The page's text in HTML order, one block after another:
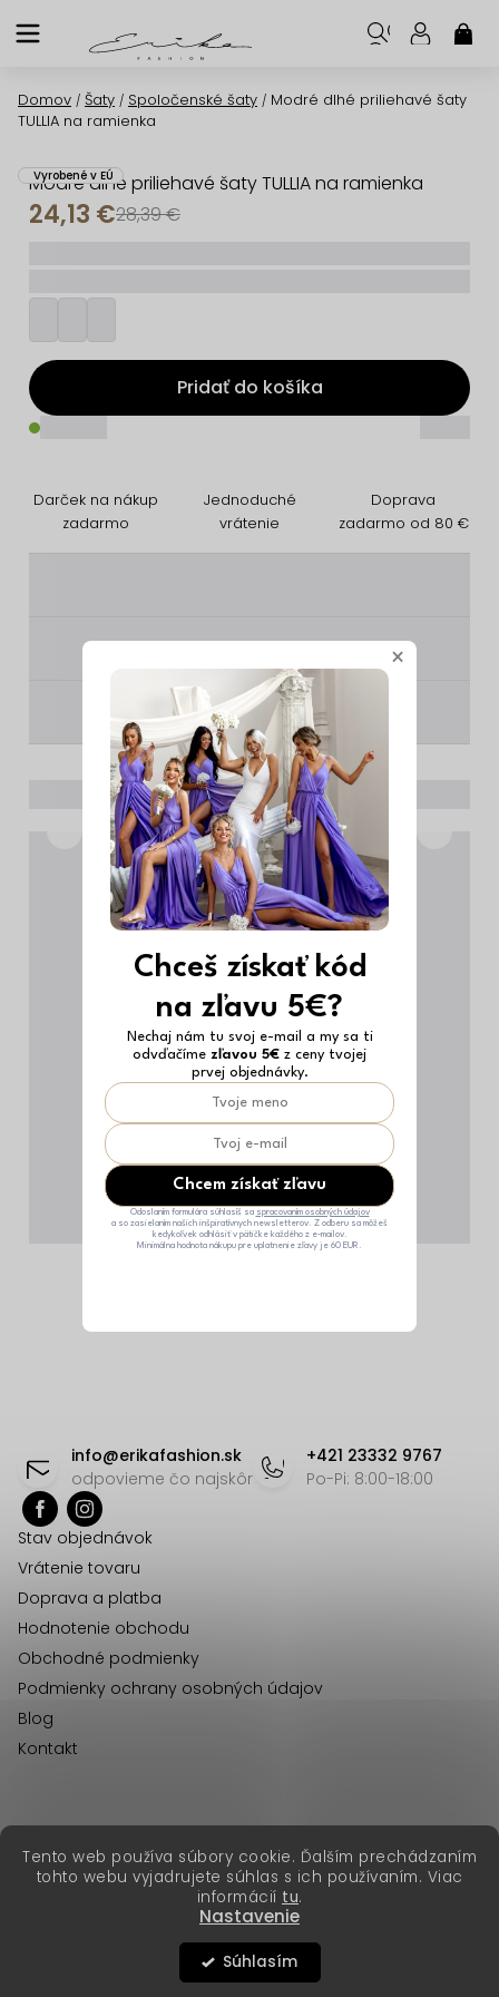
Tento web používa súbory cookie. Ďalším prechádzaním
tohto webu vyjadrujete súhlas s ich používaním. Viac
informácií tu.
Nastavenie
Súhlasím
na
Domov / Šaty / Spoločenské šaty / Modré dlhé priliehavé šaty
TULLIA na ramienka
Modré dlhé priliehavé šaty TULLIA na ramienka
Vyrobené v EÚ
28,39 €
24,13 €
Pridať do košíka
Darček na nákup
zadarmo
Jednoduché
vrátenie
Doprava
zadarmo od 80 €
________
info@erikafashion.sk
odpovieme čo najskôr
+421 23332 9767
Po-Pi: 8:00-18:00
Stav objednávok
Vrátenie tovaru
Doprava a platba
Hodnotenie obchodu
Obchodné podmienky
Podmienky ochrany osobných údajov
Blog
Kontakt
Vytvoril Shoptet Premium
Copyright 2026Erika Fashion. Všetky práva vyhradené.
erikafashion.cz
×
Chceš získať kód
na zľavu 5€?
Nechaj nám tu svoj e-mail a my sa ti
odvďačíme zľavou 5€ z ceny tvojej
prvej objednávky.
Chcem získať zľavu
Odoslaním formulára súhlasíš sa spracovaním osobných údajov
a so zasielaním našich inšpiratívnych newsletterov. Z odberu sa môžeš
kedykoľvek odhlásiť v pätičke každého z e-mailov.
Minimálna hodnota nákupu pre uplatnenie zľavy je 60 EUR.